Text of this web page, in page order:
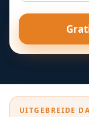
UITGEBREIDE